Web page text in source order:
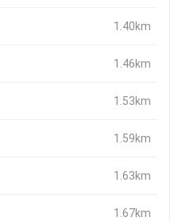
1.40km
1.46km
1.53km
1.59km
1.63km
1.67km